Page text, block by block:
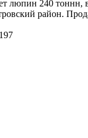
люпин 240 тоннн,
район.